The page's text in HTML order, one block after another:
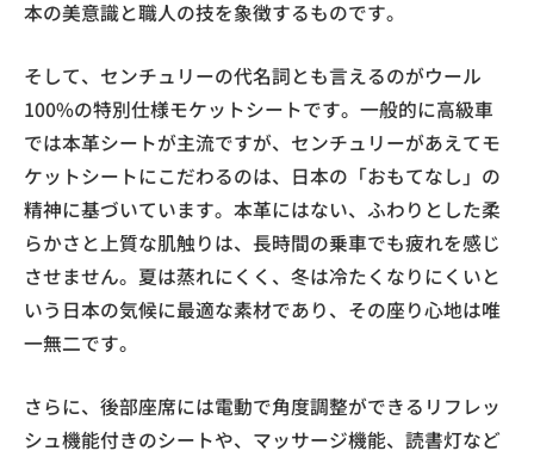
本の美意識と職人の技を象徴するものです。
そして、センチュリーの代名詞とも言えるのがウール
100%の特別仕様モケットシートです。一般的に高級車
では本革シートが主流ですが、センチュリーがあえてモ
ケットシートにこだわるのは、日本の「おもてなし」の
精神に基づいています。本革にはない、ふわりとした柔
らかさと上質な肌触りは、長時間の乗車でも疲れを感じ
させません。夏は蒸れにくく、冬は冷たくなりにくいと
いう日本の気候に最適な素材であり、その座り心地は唯
一無二です。
さらに、後部座席には電動で角度調整ができるリフレッ
シュ機能付きのシートや、マッサージ機能、読書灯など